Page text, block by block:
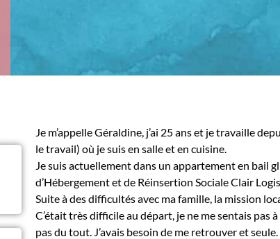
Je m’appelle Géraldine, j’ai 25 ans et je travaille
le travail) où je suis en salle et en cuisine.
Je suis actuellement dans un appartement en bail
d’Hébergement et de Réinsertion Sociale Clair
Suite à des difficultés avec ma famille, la mission
C’était très difficile au départ, je ne me sentais pas
pas du tout. J’avais besoin de me retrouver et